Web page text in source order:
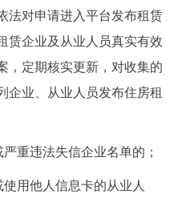
对申请进入平台发布租赁
赁企业及从业人员真实有效
，定期核实更新，对收集的
企业、从业人员发布住房租
违法失信企业名单的；
用他人信息卡的从业人